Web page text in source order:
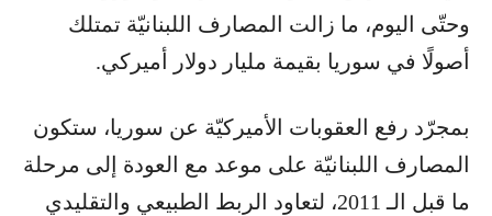
وحتّى اليوم، ما زالت المصارف اللبنانيّة تمتلك
أصولًا في سوريا بقيمة مليار دولار أميركي.
بمجرّد رفع العقوبات الأميركيّة عن سوريا، ستكون
المصارف اللبنانيّة على موعد مع العودة إلى مرحلة
ما قبل الـ 2011، لتعاود الربط الطبيعي والتقليدي